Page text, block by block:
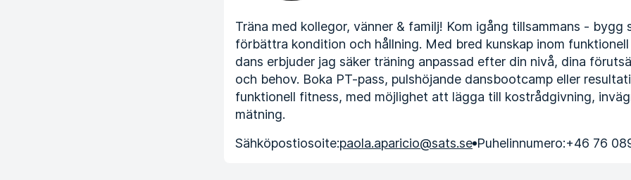
Träna med kollegor, vänner & familj! Kom igång tillsammans - bygg
förbättra kondition och hållning. Med bred kunskap inom
dans erbjuder jag säker träning anpassad efter din nivå, dina
och behov. Boka PT-pass, pulshöjande dansbootcamp eller
funktionell fitness, med möjlighet att lägga till kostrådgivning,
mätning.
Sähköpostiosoite:paola.aparicio@sats.se Puhelinnumero:+46 76